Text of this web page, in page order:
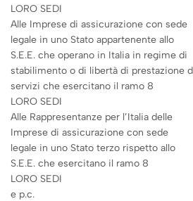
LORO SEDI
Alle Imprese di assicurazione con sede
legale in uno Stato appartenente allo
S.E.E. che operano in Italia in regime di
stabilimento o di libertà di prestazione
servizi che esercitano il ramo 8
LORO SEDI
Alle Rappresentanze per l’Italia delle
Imprese di assicurazione con sede
legale in uno Stato terzo rispetto allo
S.E.E. che esercitano il ramo 8
LORO SEDI
e p.c.